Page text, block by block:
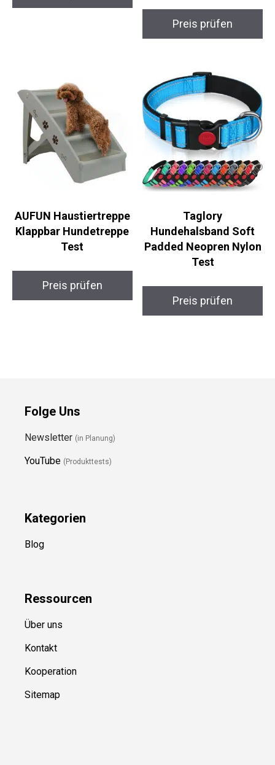
Preis prüfen
AUFUN Haustiertreppe
Klappbar Hundetreppe
Test
Preis prüfen
Taglory
Hundehalsband Soft
Padded Neopren Nylon
Test
Preis prüfen
Folge Uns
Newsletter (in Planung)
YouTube (Produkttests)
Kategorien
Blog
Ressourcen
Über uns
Kontakt
Kooperation
Sitemap